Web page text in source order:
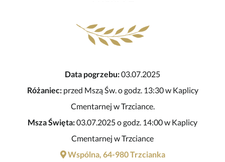
Data pogrzebu:03.07.2025
Różaniec:przed Mszą Św. o godz. 13:30 w Kaplicy
Cmentarnej w Trzciance.
Msza Święta:03.07.2025 o godz. 14:00 w Kaplicy
Cmentarnej w Trzciance
Wspólna, 64-980 Trzcianka